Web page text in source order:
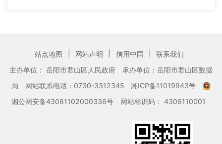
站点地图 网站声明 信用中国
联系我们
主办单位： 岳阳市君山区人民政府
承办单位：岳阳市君山区数据
局
网站联系电话：0730-3312345
湘ICP备11019943号
湘公网安备43061102000336号
网站标识码： 4306110001